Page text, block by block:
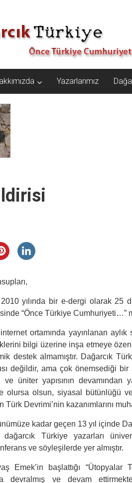
Yazarlarımız
yılında bir e-dergi olarak 25
“Önce Türkiye Cumhuriyeti…”
ortamında yayınlanan
bilgi üzerine inşa etmeye
destek almamıştır. Dağarcık
değildir, ama çok önemsediği
üniter yapısının devamından
olursa olsun, siyasal bütünlüğü
Türk Devrimi’nin kazanımlarını
kadar geçen 13 yıl içinde
dağarcık Türkiye yazarları
ve söyleşilerde yer almıştır.
Emek’in başlattığı “Ütopyalar
devralmış ve devam